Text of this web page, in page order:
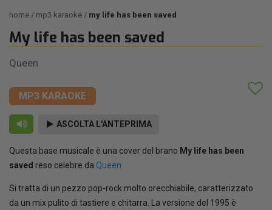
home mp3 karaoke my life has been saved
My life has been saved
Queen
MP3 KARAOKE
ASCOLTA L'ANTEPRIMA
Questa base musicale è una cover del brano My life has been
saved reso celebre da Queen
Si tratta di un pezzo pop-rock molto orecchiabile, caratterizzato
da un mix pulito di tastiere e chitarra. La versione del 1995 è